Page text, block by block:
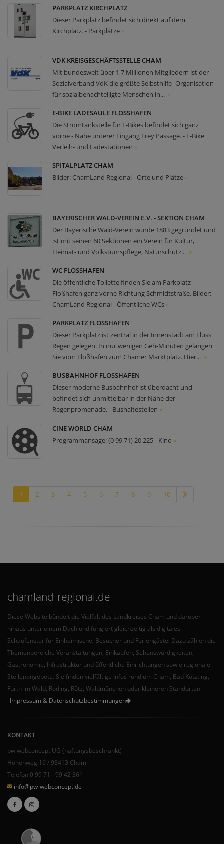
PARKPLATZ KIRCHPLATZ
Dieser Parkplatz befindet sich direkt auf dem
Kirchplatz. - Parkplätze »
VDK KREISGESCHÄFTSSTELLE CHAM
Mit bundesweit über 1,7 Millionen Mitgliedern ist der
Sozialverband VdK die größte Selbsthilfe- Organisation
für sozialbenachteiligte Menschen in... »
E-BIKE LADESÄULE FLOSSHAFEN
Die Stromtankstelle für E-Bikes befindet sich ganz
vorne - Nähe unterer Eingang Frey Passage. - E-Bike
Verleih- und Ladestationen »
SPITALPLATZ CHAM
Bilder: ChamLand Regional - Orte und Plätze »
BAYERISCHER WALD-VEREIN E.V. - SEKTION CHAM
Der Bayerische Wald-Verein wurde 1883 gegründet und
ist mit seinen 60 Sektionen ein Verein für Kultur,
Heimat- und Volkstumspflege, Naturschutz... »
WC FLOSSHAFEN
Die öffentliche Toilette finden Sie am Parkplatz
Floßhafen ganz vorne Richtung Schmidtstraße. Bilder:
ChamLand Regional - Öffentliche WCs »
PARKPLATZ FLOSSHAFEN
Dieser Parkplatz ist zentral in der Innenstadt am Fluss
Regen gelegen. In nur wenigen Geh-Minuten gelangen
Sie vom Floßhafen zum Chamer Marktplatz. Hier... »
BUSBAHNHOF FLOSSHAFEN
Dieser moderne Busbahnhof ist überdacht und
befindet sich unmittelbar in der Nähe der
Regenpromenade. - Bushaltestellen »
CINE WORLD CHAM
Programmansage: (0 99 71) 20 225 - Kino »
1 2 3 4 5 6 7 8 9 10
chamland-regional.de
Diese Website bündelt die Vielfalt des Landkreises Cham und darüber
hinaus unter einem Dach und fungiert gleichzeitig als digitales
Schaufenster für Einheimische, Besucher und Feriengäste. Dazu zählen die
Themenbereiche Veranstaltungen, Einkaufen, Sehenswürdigkeiten,
Gastronomie, Infrastruktur und öffentliche Einrichtungen sowie regionale
Stellenangebote. Sie finden vielfältige Infos rund um Cham, Bad Kötzting,
Furth im Wald, Roding, Rötz, Waldmünchen oder kleineren Standorten.
Impressum & Datenschutzbestimmungen
KONTAKT
pw webconcept UG (haftungsbeschränkt)
Höhenweg 16 / 93413 Cham
Telefon 0 99 71 - 99 42 361
info@pw-webconcept.de